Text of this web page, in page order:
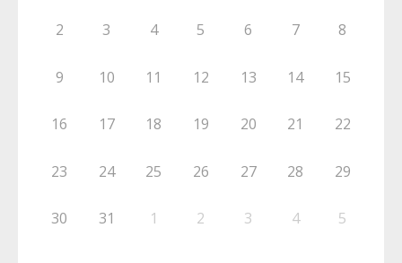
2 3 4 5 6 7 8
9 10 11 12 13 14 15
16 17 18 19 20 21 22
23 24 25 26 27 28 29
30 31 1 2 3 4 5